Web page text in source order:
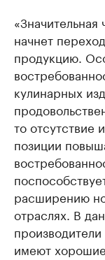
начнет
продукцию.
кулинарных
то отсутствие
позиции
расширению
отраслях. В
имеют